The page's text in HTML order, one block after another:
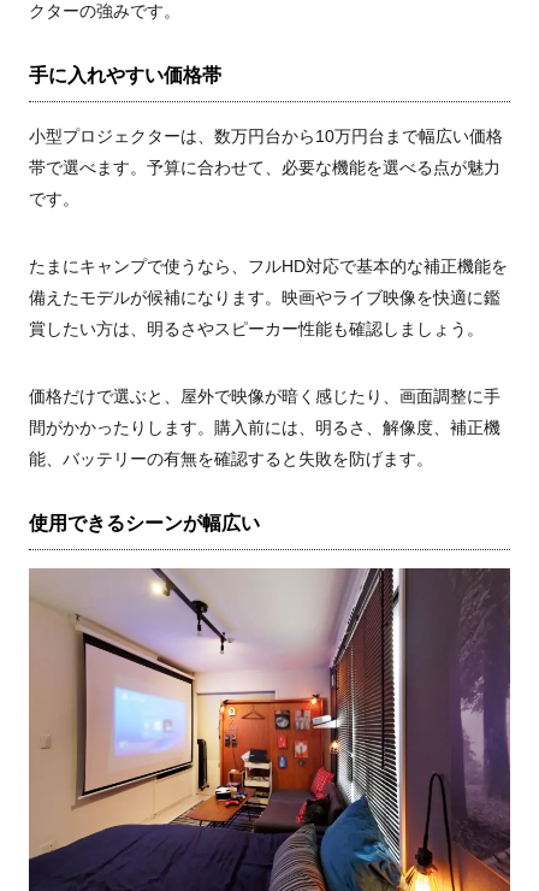
クターの強みです。
手に入れやすい価格帯
小型プロジェクターは、数万円台から10万円台まで幅広い価格
帯で選べます。予算に合わせて、必要な機能を選べる点が魅力
です。
たまにキャンプで使うなら、フルHD対応で基本的な補正機能を
備えたモデルが候補になります。映画やライブ映像を快適に鑑
賞したい方は、明るさやスピーカー性能も確認しましょう。
価格だけで選ぶと、屋外で映像が暗く感じたり、画面調整に手
間がかかったりします。購入前には、明るさ、解像度、補正機
能、バッテリーの有無を確認すると失敗を防げます。
使用できるシーンが幅広い